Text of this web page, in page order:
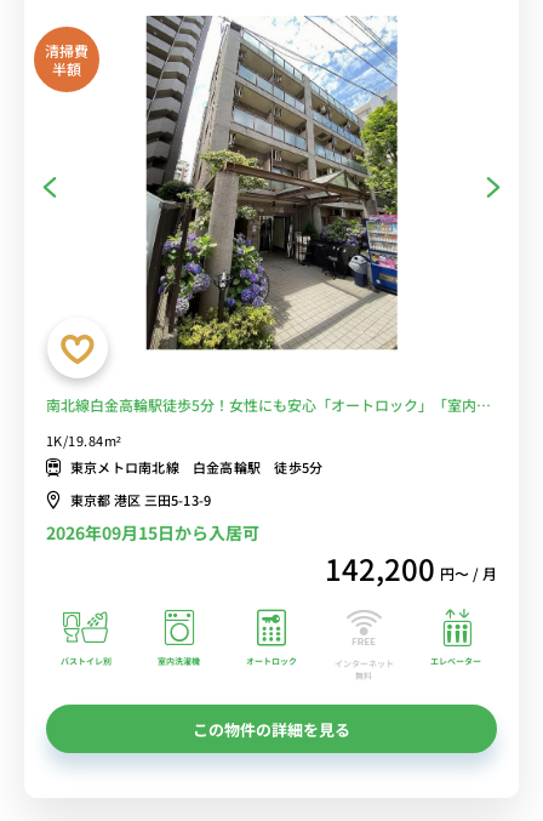
清掃費
半額
南北線白金高輪駅徒歩5分！女性にも安心「オートロック」「室内洗
1K/19.84m²
東京メトロ南北線 白金高輪駅 徒歩5分
東京都 港区 三田5-13-9
2026年09月15日から入居可
142,200 円〜 / 月
バストイレ別 室内洗濯機 オートロック
インターネット
無料
エレベーター
この物件の詳細を見る